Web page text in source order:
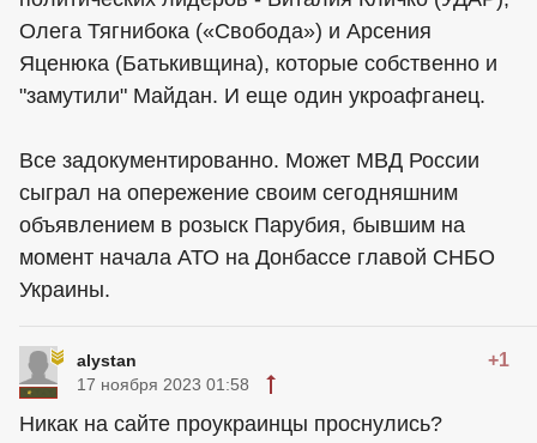
Олега Тягнибока («Свобода») и Арсения
Яценюка (Батькивщина), которые собственно и
"замутили" Майдан. И еще один укроафганец.
Все задокументированно. Может МВД России
сыграл на опережение своим сегодняшним
объявлением в розыск Парубия, бывшим на
момент начала АТО на Донбассе главой СНБО
Украины.
alystan +1
17 ноября 2023 01:58
Никак на сайте проукраинцы проснулись?